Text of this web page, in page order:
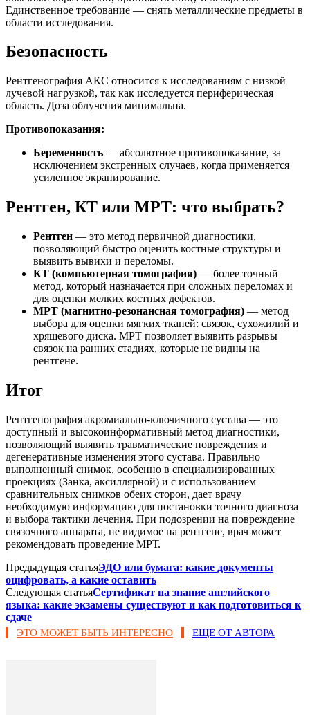
Единственное требование — снять металлические предметы в
области исследования.
Безопасность
Рентгенография АКС относится к исследованиям с низкой
лучевой нагрузкой, так как исследуется периферическая
область. Доза облучения минимальна.
Противопоказания:
Беременность — абсолютное противопоказание, за
исключением экстренных случаев, когда применяется
усиленное экранирование.
Рентген, КТ или МРТ: что выбрать?
Рентген — это метод первичной диагностики,
позволяющий быстро оценить костные структуры и
выявить вывихи и переломы.
КТ (компьютерная томография) — более точный
метод, который назначается при сложных переломах и
для оценки мелких костных дефектов.
МРТ (магнитно-резонансная томография) — метод
выбора для оценки мягких тканей: связок, сухожилий и
хрящевого диска. МРТ позволяет выявить разрывы
связок на ранних стадиях, которые не видны на
рентгене.
Итог
Рентгенография акромиально-ключичного сустава — это
доступный и высокоинформативный метод диагностики,
позволяющий выявить травматические повреждения и
дегенеративные изменения этого сустава. Правильно
выполненный снимок, особенно в специализированных
проекциях (Занка, аксиллярной) и с использованием
сравнительных снимков обеих сторон, дает врачу
необходимую информацию для постановки точного диагноза
и выбора тактики лечения. При подозрении на повреждение
связочного аппарата, не видимое на рентгене, врач может
рекомендовать проведение МРТ.
Предыдущая статьяЭДО или бумага: какие документы
оцифровать, а какие оставить
Следующая статьяСертификат на знание английского
языка: какие экзамены существуют и как подготовиться к
сдаче
ЭТО МОЖЕТ БЫТЬ ИНТЕРЕСНО ЕЩЕ ОТ АВТОРА